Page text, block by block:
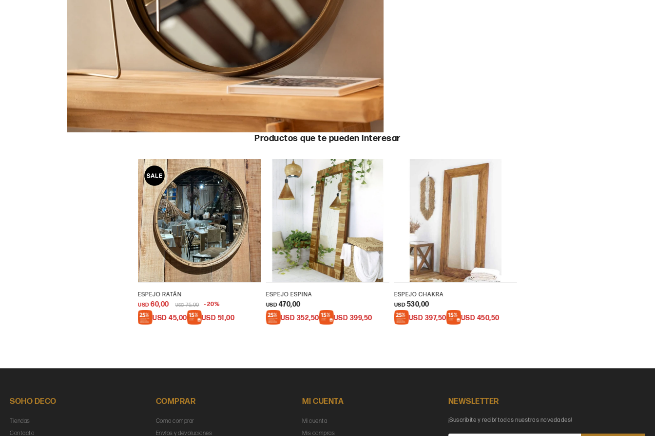
Productos que te pueden interesar
ESPEJO RATÁN
USD 60,00 USD 75,00 20
USD 45,00 USD 51,00
ESPEJO ESPINA
USD470,00
USD 352,50 USD 399,50
ESPEJO CHAKRA
USD 530,00
USD 397,50 USD 450,50
SOHO DECO
Tiendas
Contacto
COMPRAR
Como comprar
Envíos y devoluciones
MI CUENTA
Mi cuenta
Mis compras
NEWSLETTER
¡Suscribite y recibí todas nuestras novedades!